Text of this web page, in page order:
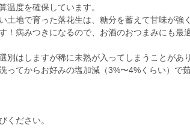
温度を確保しています。
土地で育った落花生は、糖分を蓄えて甘味が強
！病みつきになるので、お酒のおつまみにも最
別はしますが稀に未熟が入ってしまうことがあ
ってからお好みの塩加減（3%〜4%くらい）で
ください。